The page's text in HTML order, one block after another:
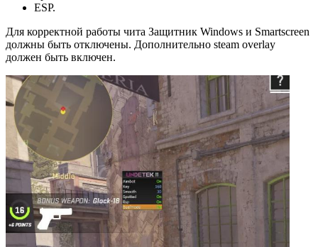
ESP.
Для корректной работы чита Защитник Windows и Smartscreen
должны быть отключены. Дополнительно steam overlay
должен быть включен.